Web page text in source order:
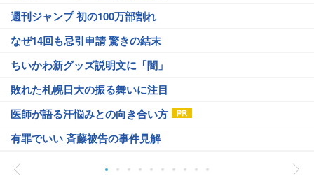
週刊ジャンプ 初の100万部割れ
なぜ14回も忌引申請 驚きの結末
ちいかわ新グッズ説明文に「闇」
敗れた札幌日大の振る舞いに注目
医師が語る汗悩みとの向き合い方
有罪でいい 斉藤被告の事件見解